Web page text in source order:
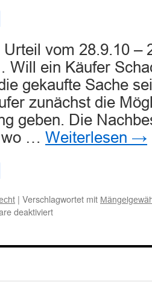
vom 28.9.10 –
Will ein Käufer
gekaufte Sache
zunächst die
geben. Die
wo … Weiterlesen →
| Verschlagwortet mit
deaktiviertfür
einer